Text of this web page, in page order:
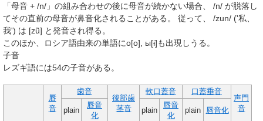
「母音 + /n/ 」の組み合わせの後に母音が続かない場合、 /n/ が脱落し
てその直前の母音が鼻音化されることがある。 従って、 /zun/ ('私、
我') は [zũ] と発音され得る。
このほか、ロシア語由来の単語にо[o] , ы[ɨ]も出現しうる。
子音
レズギ語には54の子音がある。
唇
音
歯音
後部歯
茎音
軟口蓋音 口蓋垂音
声門
音
plain
唇音
化
plain
唇音
化
plain 唇音化